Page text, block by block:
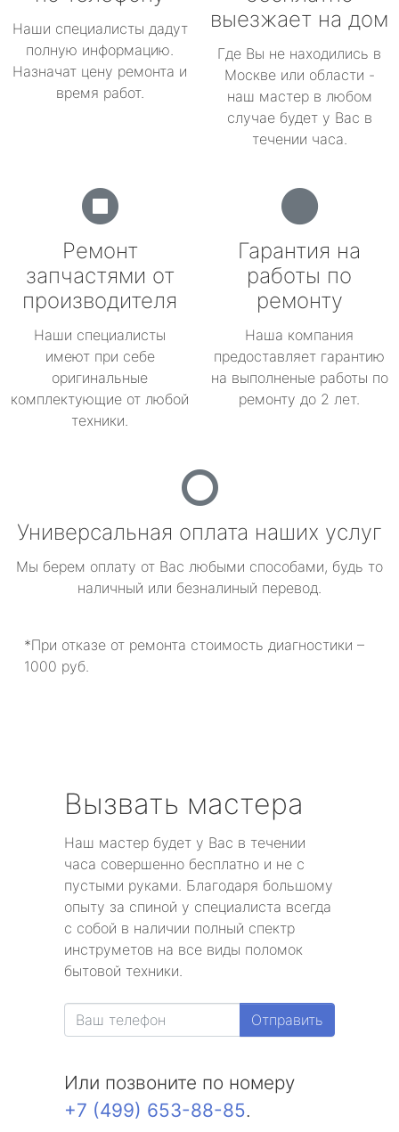
Наши специалисты дадут
полную информацию.
Назначат цену ремонта и
время работ.
выезжает на дом
Где Вы не находились в
Москве или области -
наш мастер в любом
случае будет у Вас в
течении часа.
Ремонт
запчастями от
производителя
Наши специалисты
имеют при себе
оригинальные
комплектующие от любой
техники.
Гарантия на
работы по
ремонту
Наша компания
предоставляет гарантию
на выполненые работы по
ремонту до 2 лет.
Универсальная оплата наших услуг
Мы берем оплату от Вас любыми способами, будь то
наличный или безналиный перевод.
*При отказе от ремонта стоимость диагностики –
1000 руб.
Вызвать мастера
Наш мастер будет у Вас в течении
часа совершенно бесплатно и не с
пустыми руками. Благодаря большому
опыту за спиной у специалиста всегда
с собой в наличии полный спектр
инструметов на все виды поломок
бытовой техники.
Отправить
Или позвоните по номеру
+7 (499) 653-88-85.